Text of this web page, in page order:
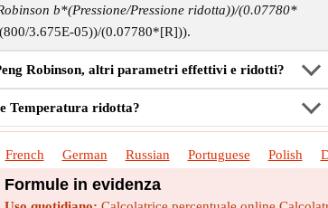
b*(Pressione/Pressione ridotta))/(0.07780*
3.675E-05))/(0.07780*[R])).
Robinson, altri parametri effettivi e ridotti?
Temperatura ridotta?
French German Russian Portuguese Polish
Formule in evidenza